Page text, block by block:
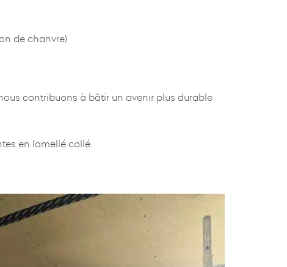
de chanvre)
contribuons à bâtir un avenir plus durable
en lamellé collé.